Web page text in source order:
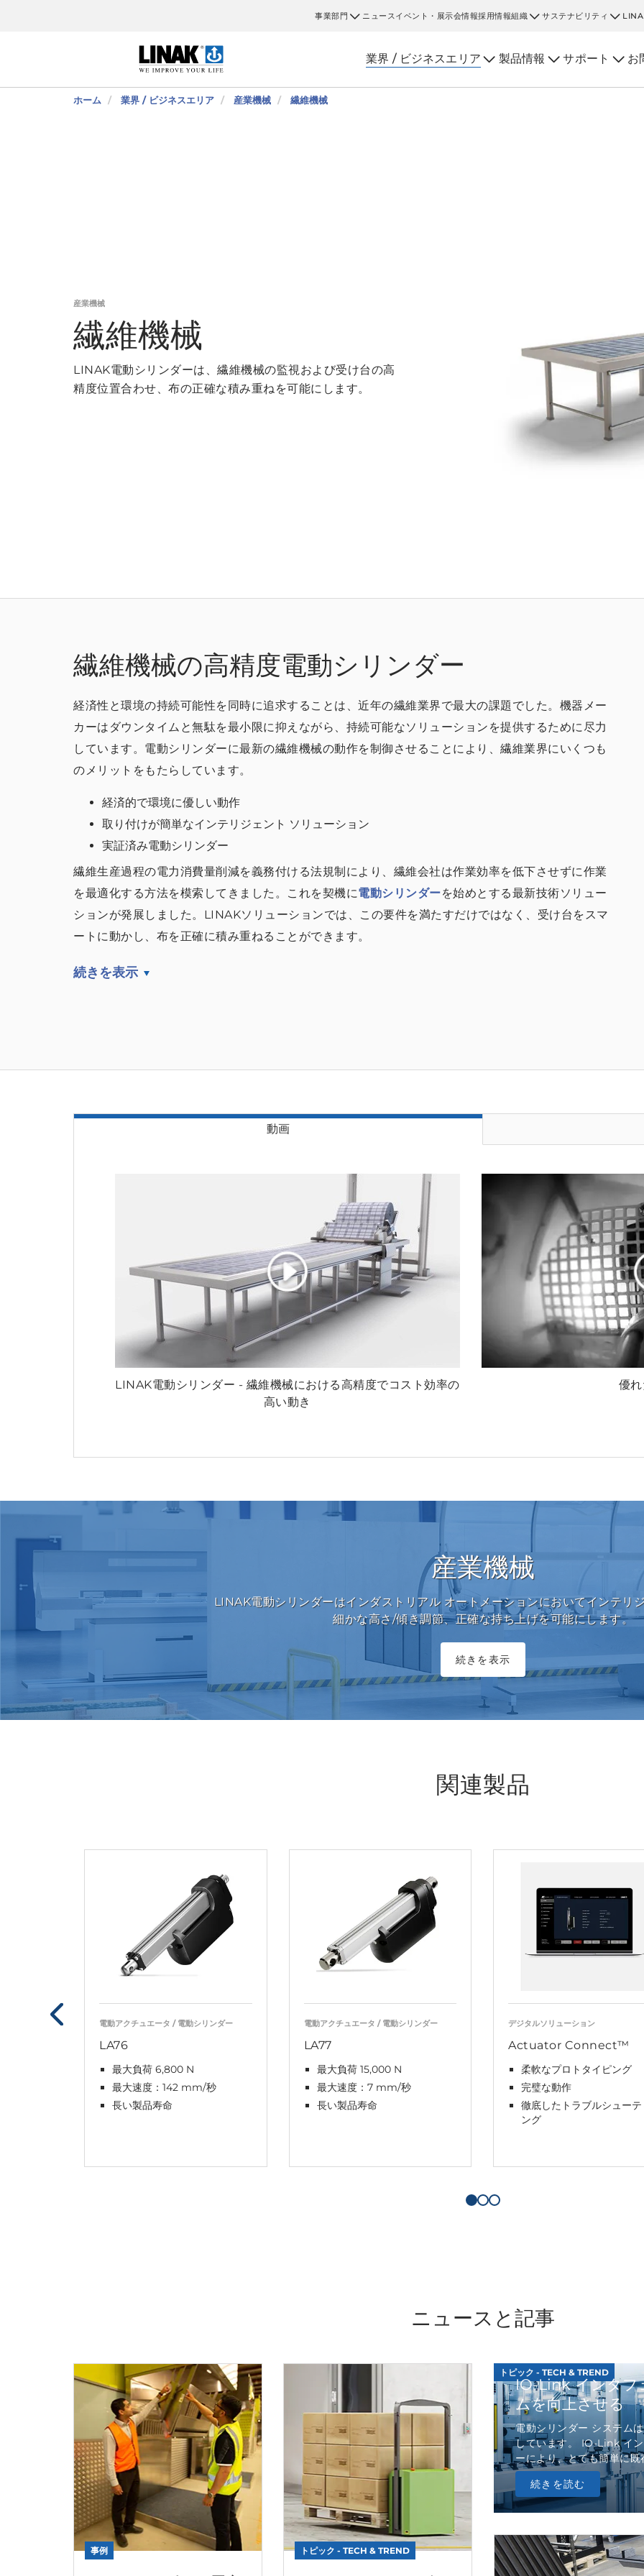
事業部門 ニュース イベント・展示会情報採用情報組織 サステナビリティ
業界 / ビジネスエリア 製品情報 サポート お
ホーム 業界 / ビジネスエリア 産業機械 繊維機械
産業機械
繊維機械
LINAK電動シリンダーは、繊維機械の監視および受け台の高
精度位置合わせ、布の正確な積み重ねを可能にします。
繊維機械の高精度電動シリンダー
経済性と環境の持続可能性を同時に追求することは、近年の繊維業界で最大の課題でした。機器メー
カーはダウンタイムと無駄を最小限に抑えながら、持続可能なソリューションを提供するために尽力
しています。電動シリンダーに最新の繊維機械の動作を制御させることにより、繊維業界にいくつも
のメリットをもたらしています。
経済的で環境に優しい動作
取り付けが簡単なインテリジェント ソリューション
実証済み電動シリンダー
繊維生産過程の電力消費量削減を義務付ける法規制により、繊維会社は作業効率を低下させずに作業
を最適化する方法を模索してきました。これを契機に電動シリンダーを始めとする最新技術ソリュー
ションが発展しました。LINAKソリューションでは、この要件を満たすだけではなく、受け台をスマ
ートに動かし、布を正確に積み重ねることができます。
続きを表示
動画
LINAK電動シリンダー - 繊維機械における高精度でコスト効率の
高い動き
優
産業機械
LINAK電動シリンダーはインダストリアル オートメーションにおいてインテリ
細かな高さ/傾き調節、正確な持ち上げを可能にします。
続きを表示
関連製品
電動アクチュエータ / 電動シリンダー
LA76
最大負荷 6,800 N
最大速度：142 mm/秒
長い製品寿命
電動アクチュエータ / 電動シリンダー
LA77
最大負荷 15,000 N
最大速度：7 mm/秒
長い製品寿命
デジタルソリューション
Actuator Connect™
柔軟なプロトタイピング
完璧な動作
徹底したトラブルシュー
ング
ニュースと記事
事例 トピック - TECH & TREND
トピック - TECH & TREND
IO-Link インタフ
ムを向上させる
電動シリンダー システム
しています。 IO-Link イ
ーにより、とても簡単に
続きを読む